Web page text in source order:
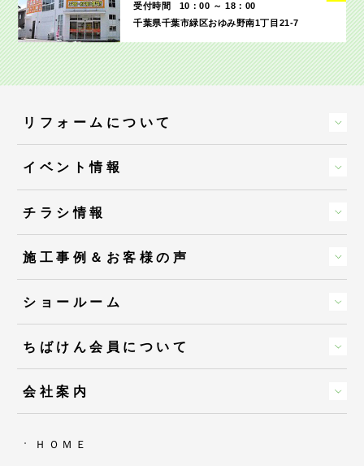
受付時間
10：00 ～ 18：00
千葉県千葉市緑区おゆみ野南1丁目21-7
リフォームについて
イベント情報
チラシ情報
施工事例＆お客様の声
ショールーム
ちばけん会員について
会社案内
ＨＯＭＥ